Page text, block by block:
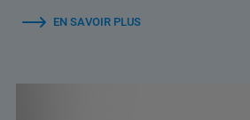
EN SAVOIR PLUS